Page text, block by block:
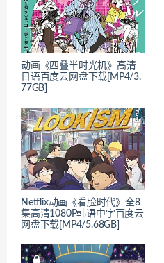
动画《四叠半时光机》高清
日语百度云网盘下载[MP4/3.
77GB]
Netflix动画《看脸时代》全8
集高清1080P韩语中字百度云
网盘下载[MP4/5.68GB]